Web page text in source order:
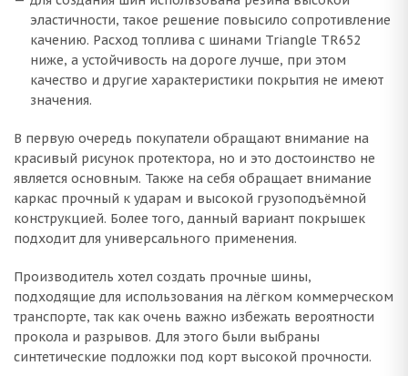
эластичности, такое решение повысило сопротивление
качению. Расход топлива с шинами Triangle TR652
ниже, а устойчивость на дороге лучше, при этом
качество и другие характеристики покрытия не имеют
значения.
В первую очередь покупатели обращают внимание на
красивый рисунок протектора, но и это достоинство не
является основным. Также на себя обращает внимание
каркас прочный к ударам и высокой грузоподъёмной
конструкцией. Более того, данный вариант покрышек
подходит для универсального применения.
Производитель хотел создать прочные шины,
подходящие для использования на лёгком коммерческом
транспорте, так как очень важно избежать вероятности
прокола и разрывов. Для этого были выбраны
синтетические подложки под корт высокой прочности.